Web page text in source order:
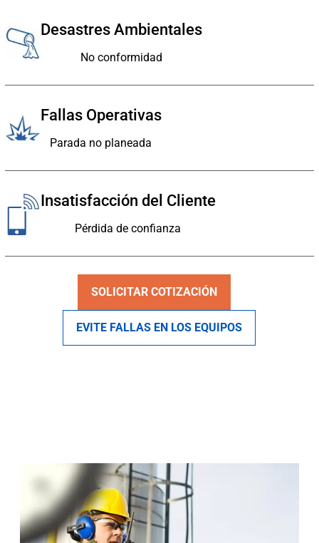
Desastres Ambientales
No conformidad
Fallas Operativas
Parada no planeada
Insatisfacción del Cliente
Pérdida de confianza
SOLICITAR COTIZACIÓN
EVITE FALLAS EN LOS EQUIPOS